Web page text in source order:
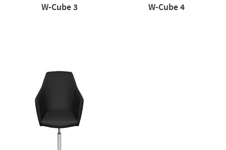
W-Cube 3 W-Cube 4